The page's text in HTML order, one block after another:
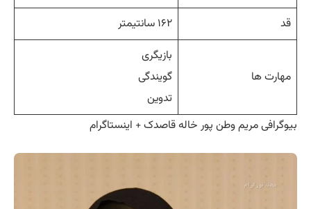
قد
۱۶۲ سانتیمتر
مهارت ها
بازیگری
گویندگی
تدوین
بیوگرافی مریم وطن پور خاله قاصدک + اینستاگرام